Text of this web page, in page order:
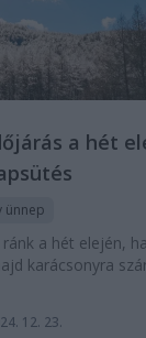
a hét
ünnep
a hét elején,
karácsonyra
12. 23.